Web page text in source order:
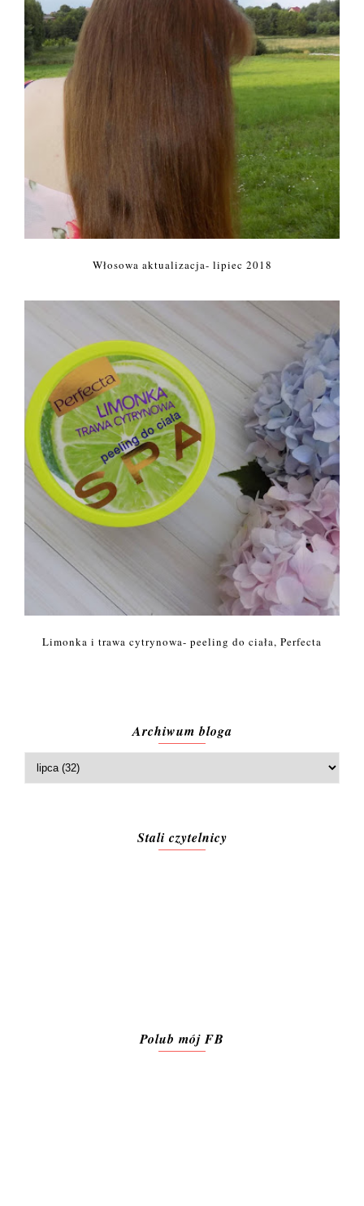
Włosowa aktualizacja- lipiec 2018
Limonka i trawa cytrynowa- peeling do ciała, Perfecta
Archiwum bloga
Stali czytelnicy
Polub mój FB